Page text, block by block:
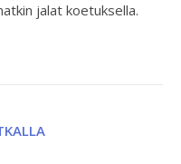
jalat koetuksella.